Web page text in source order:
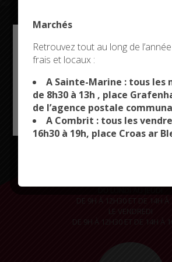
Restez
CITYKOMI
DU LUNDI AU JEUDI
DE 9H À 12H30 ET DE 14H À
LE VENDREDI
DE 9H À 12H30 ET DE 14H À
Marchés
Retrouvez tout au long de
frais et locaux :
A Sainte-Marine : tous les
de 8h30 à 13h , place
de l’agence postale
A Combrit : tous les
16h30 à 19h, place Croas ar
This site uses cookies and gives you
OK, ACCEPT ALL